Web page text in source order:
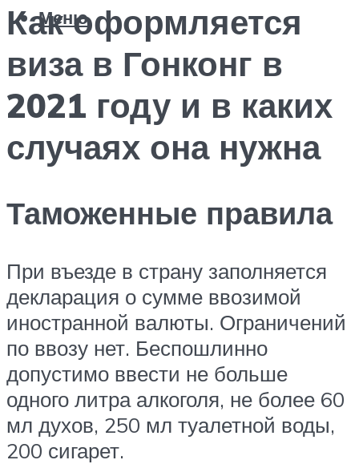
Меню
Как оформляется
виза в Гонконг в
2021 году и в каких
случаях она нужна
Таможенные правила
При въезде в страну заполняется
декларация о сумме ввозимой
иностранной валюты. Ограничений
по ввозу нет. Беспошлинно
допустимо ввести не больше
одного литра алкоголя, не более 60
мл духов, 250 мл туалетной воды,
200 сигарет.